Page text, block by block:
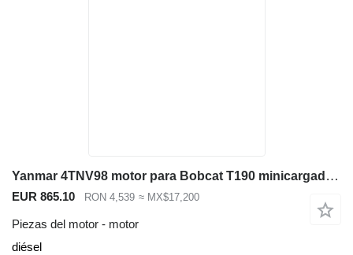
Yanmar 4TNV98 motor para Bobcat T190 minicargadora de cadenas
EUR 865.10 RON 4,539 ≈ MX$17,200
Piezas del motor - motor
diésel